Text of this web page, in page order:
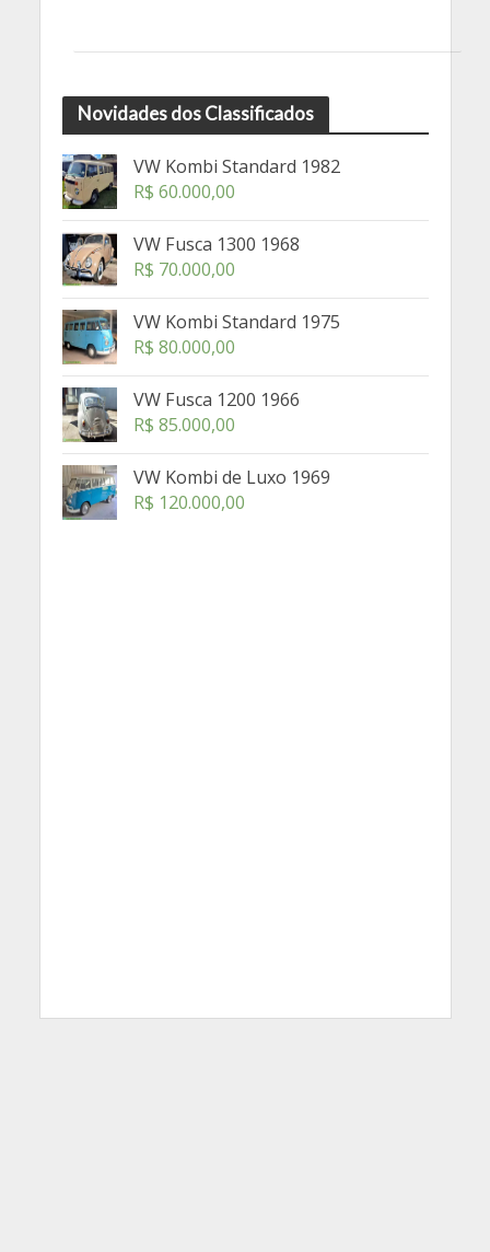
Novidades dos Classificados
VW Kombi Standard 1982
R$ 60.000,00
VW Fusca 1300 1968
R$ 70.000,00
VW Kombi Standard 1975
R$ 80.000,00
VW Fusca 1200 1966
R$ 85.000,00
VW Kombi de Luxo 1969
R$ 120.000,00